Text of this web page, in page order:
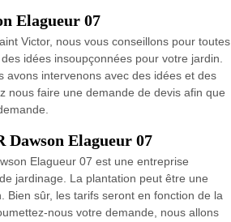
Elagueur 07
Victor, nous vous conseillons pour toutes
idées insoupçonnées pour votre jardin.
intervenons avec des idées et des
nous faire une demande de devis afin que
Elagueur 07
Elagueur 07 est une entreprise
jardinage. La plantation peut être une
Bien sûr, les tarifs seront en fonction de la
nous votre demande, nous allons